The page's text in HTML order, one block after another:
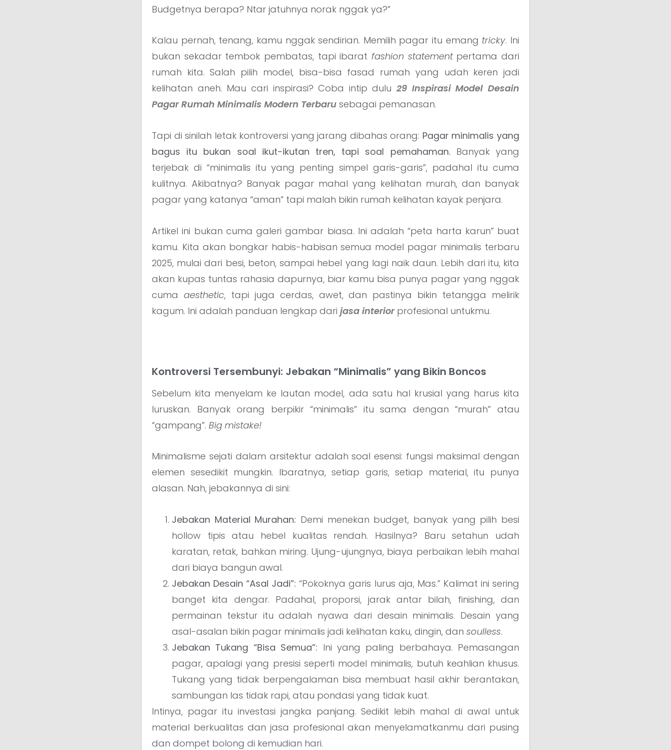
Budgetnya berapa? Ntar jatuhnya norak nggak ya?”
Kalau pernah, tenang, kamu nggak sendirian. Memilih pagar itu emang tricky. Ini
bukan sekadar tembok pembatas, tapi ibarat fashion statementpertama dari
rumah kita. Salah pilih model, bisa-bisa fasad rumah yang udah keren jadi
kelihatan aneh. Mau cari inspirasi? Coba intip dulu29 Inspirasi Model Desain
Pagar Rumah Minimalis Modern Terbaru sebagai pemanasan.
Tapi di sinilah letak kontroversi yang jarang dibahas orang: Pagar minimalis yang
bagus itu bukan soal ikut-ikutan tren, tapi soal pemahaman.Banyak yang
terjebak di “minimalis itu yang penting simpel garis-garis”, padahal itu cuma
kulitnya. Akibatnya? Banyak pagar mahal yang kelihatan murah, dan banyak
pagar yang katanya “aman” tapi malah bikin rumah kelihatan kayak penjara.
Artikel ini bukan cuma galeri gambar biasa. Ini adalah “peta harta karun” buat
kamu. Kita akan bongkar habis-habisan semua model pagar minimalis terbaru
2025, mulai dari besi, beton, sampai hebel yang lagi naik daun. Lebih dari itu, kita
akan kupas tuntas rahasia dapurnya, biar kamu bisa punya pagar yang nggak
cuma aesthetic, tapi juga cerdas, awet, dan pastinya bikin tetangga melirik
kagum. Ini adalah panduan lengkap dari jasa interiorprofesional untukmu.
Kontroversi Tersembunyi: Jebakan “Minimalis” yang Bikin Boncos
Sebelum kita menyelam ke lautan model, ada satu hal krusial yang harus kita
luruskan. Banyak orang berpikir “minimalis” itu sama dengan “murah” atau
“gampang”. Big mistake!
Minimalisme sejati dalam arsitektur adalah soal esensi: fungsi maksimal dengan
elemen sesedikit mungkin. Ibaratnya, setiap garis, setiap material, itu punya
alasan. Nah, jebakannya di sini:
Jebakan Material Murahan: Demi menekan budget, banyak yang pilih besi
hollow tipis atau hebel kualitas rendah. Hasilnya? Baru setahun udah
karatan, retak, bahkan miring. Ujung-ujungnya, biaya perbaikan lebih mahal
dari biaya bangun awal.
Jebakan Desain “Asal Jadi”: “Pokoknya garis lurus aja, Mas.” Kalimat ini sering
banget kita dengar. Padahal, proporsi, jarak antar bilah, finishing, dan
permainan tekstur itu adalah nyawa dari desain minimalis. Desain yang
asal-asalan bikin pagar minimalis jadi kelihatan kaku, dingin, dan soulless.
Jebakan Tukang “Bisa Semua”: Ini yang paling berbahaya. Pemasangan
pagar, apalagi yang presisi seperti model minimalis, butuh keahlian khusus.
Tukang yang tidak berpengalaman bisa membuat hasil akhir berantakan,
sambungan las tidak rapi, atau pondasi yang tidak kuat.
Intinya, pagar itu investasi jangka panjang. Sedikit lebih mahal di awal untuk
material berkualitas dan jasa profesional akan menyelamatkanmu dari pusing
dan dompet bolong di kemudian hari.